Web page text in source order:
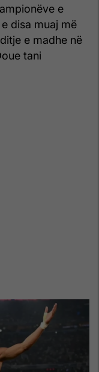
e
disa muaj më
e madhe në
tani